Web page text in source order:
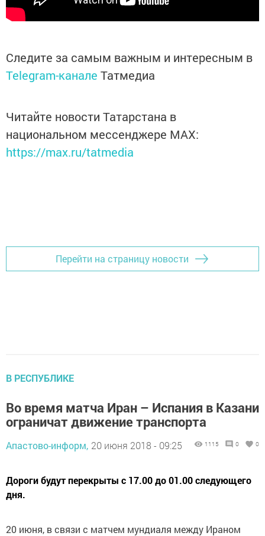
Следите за самым важным и интересным в
Telegram-канале Татмедиа
Читайте новости Татарстана в
национальном мессенджере MАХ:
https://max.ru/tatmedia
Перейти на страницу новости
В РЕСПУБЛИКЕ
Во время матча Иран – Испания в Казани
ограничат движение транспорта
Апастово-информ, 20 июня 2018 - 09:25 1115 0 0
Дороги будут перекрыты с 17.00 до 01.00 следующего
дня.
20 июня, в связи с матчем мундиаля между Ираном